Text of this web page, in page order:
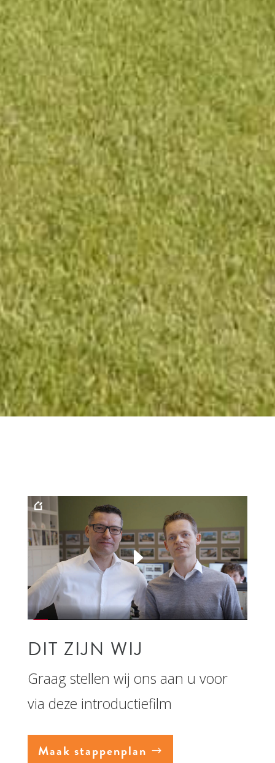
DIT ZIJN WIJ
Graag stellen wij ons aan u voor
via deze introductiefilm
Maak stappenplan